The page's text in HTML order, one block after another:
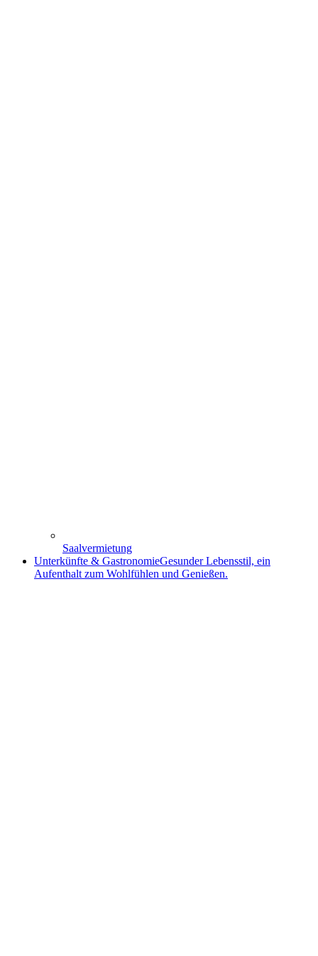
Saalvermietung
Unterkünfte & GastronomieGesunder Lebensstil, ein
Aufenthalt zum Wohlfühlen und Genießen.